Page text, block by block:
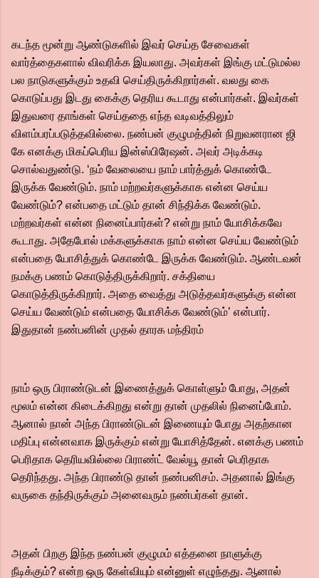
கடந்த மூன்று ஆண்டுகளில் இவர் செய்த சேவைகள்
வார்த்தைகளால் விவரிக்க இயலாது. அவர்கள் இங்கு மட்டுமல்ல
பல நாடுகளுக்கும் உதவி செய்திருக்கிறார்கள். வலது கை
கொடுப்பது இடது கைக்கு தெரிய கூடாது என்பார்கள். இவர்கள்
இதுவரை தாங்கள் செய்ததை எந்த வடிவத்திலும்
விளம்பரப்படுத்தவில்லை. நண்பன் குழுமத்தின் நிறுவனரான ஜி
கே எனக்கு மிகப்பெரிய இன்ஸ்பிரேஷன். அவர் அடிக்கடி
சொல்வதுண்டு. ‘நம் வேலையை நாம் பார்த்துக் கொண்டே
இருக்க வேண்டும். நாம் மற்றவர்களுக்காக என்ன செய்ய
வேண்டும்? என்பதை மட்டும் தான் சிந்திக்க வேண்டும்.
மற்றவர்கள் என்ன நினைப்பார்கள்? என்று நாம் யோசிக்கவே
கூடாது. அதேபோல் மக்களுக்காக நாம் என்ன செய்ய வேண்டும்
என்பதை யோசித்துக் கொண்டே இருக்க வேண்டும். ஆண்டவன்
நமக்கு பணம் கொடுத்திருக்கிறார். சக்தியை
கொடுத்திருக்கிறார். அதை வைத்து அடுத்தவர்களுக்கு என்ன
செய்ய வேண்டும் என்பதை யோசிக்க வேண்டும்’ என்பார்.
இதுதான் நண்பனின் முதல் தாரக மந்திரம்
நாம் ஒரு பிராண்டுடன் இணைத்துக் கொள்ளும் போது, அதன்
மூலம் என்ன கிடைக்கிறது என்று தான் முதலில் நினைப்போம்.
ஆனால் நான் அந்த பிராண்டுடன் இணையும் போது அதற்கான
மதிப்பு என்னவாக இருக்கும் என்று யோசித்தேன். எனக்கு பணம்
பெரிதாக தெரியவில்லை பிராண்ட் வேல்யூ தான் பெரிதாக
தெரிந்தது. அந்த பிராண்டு தான் நண்பனிசம். அதனால் இங்கு
வருகை தந்திருக்கும் அனைவரும் நண்பர்கள் தான்.
அதன் பிறகு இந்த நண்பன் குழுமம் எத்தனை நாளுக்கு
நீடிக்கும்? என்ற ஒரு கேள்வியும் என்னுள் எழுந்தது. ஆனால்